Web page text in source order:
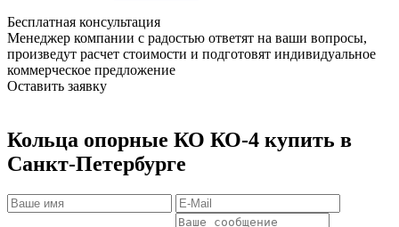
Бесплатная консультация
Менеджер компании с радостью ответят на ваши вопросы,
произведут расчет стоимости и подготовят индивидуальное
коммерческое предложение
Оставить заявку
Кольца опорные КО КО-4 купить в
Санкт-Петербурге